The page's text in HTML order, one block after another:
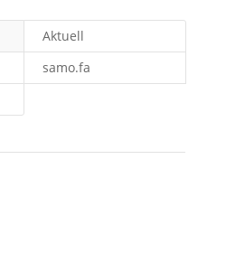
Aktuell
samo.fa